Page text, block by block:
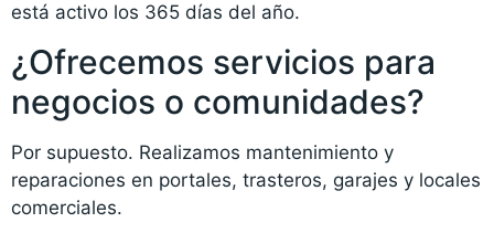
está activo los 365 días del año.
¿Ofrecemos servicios para
negocios o comunidades?
Por supuesto. Realizamos mantenimiento y
reparaciones en portales, trasteros, garajes y locales
comerciales.